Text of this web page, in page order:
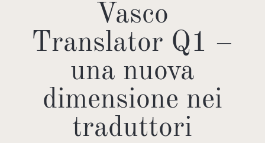
Vasco
Translator Q1 –
una nuova
dimensione nei
traduttori